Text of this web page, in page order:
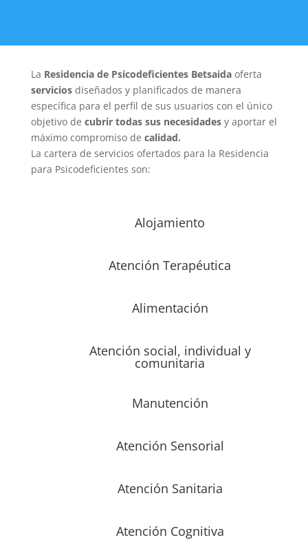
La Residencia de Psicodeficientes Betsaidaoferta
serviciosdiseñados y planificados de manera
específica para el perfil de sus usuarios con el único
objetivo de cubrir todas sus necesidadesy aportar el
máximo compromiso de calidad.
La cartera de servicios ofertados para la Residencia
para Psicodeficientes son:
Alojamiento
Atención Terapéutica
Alimentación
Atención social, individual y
comunitaria
Manutención
Atención Sensorial
Atención Sanitaria
Atención Cognitiva